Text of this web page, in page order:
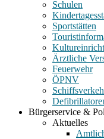
Schulen
Sportstätten
Ärztliche
Feuerwehr
ÖPNV
Bürgerservice &
Aktuelles